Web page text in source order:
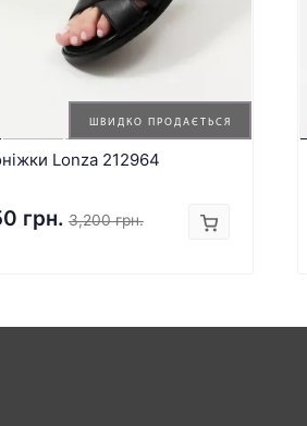
ШВИДКО ПРОДАЄТЬСЯ
Lonza 212964
грн. 3,200 грн.